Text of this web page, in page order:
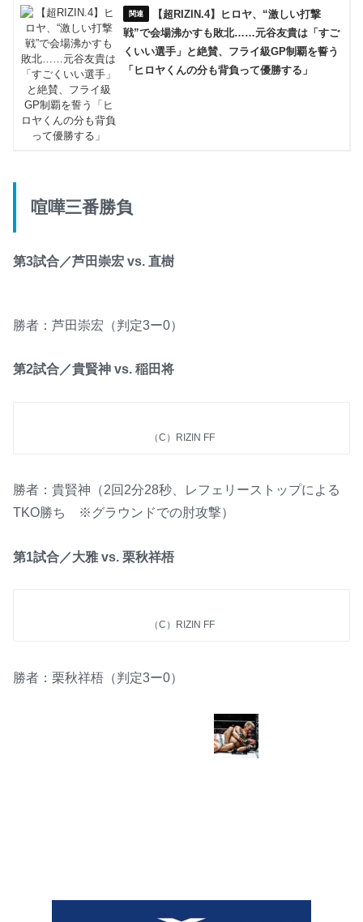
【超RIZIN.4】ヒロヤ、“激しい打撃
戦”で会場沸かすも敗北……元谷友貴は「すご
くいい選手」と絶賛、フライ級GP制覇を誓う
「ヒロヤくんの分も背負って優勝する」
喧嘩三番勝負
第3試合／芦田崇宏 vs. 直樹
勝者：芦田崇宏（判定3ー0）
第2試合／貴賢神 vs. 稲田将
（C）RIZIN FF
勝者：貴賢神（2回2分28秒、レフェリーストップによる
TKO勝ち ※グラウンドでの肘攻撃）
第1試合／大雅 vs. 栗秋祥梧
（C）RIZIN FF
勝者：栗秋祥梧（判定3ー0）